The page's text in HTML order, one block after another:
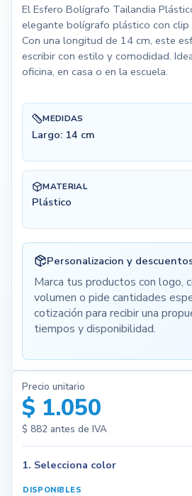
El Esfero Bolígrafo Tailandia
elegante bolígrafo plástico con clip
Con una longitud de 14 cm, este
escribir con estilo y comodidad.
oficina, en casa o en la escuela.
MEDIDAS
Largo: 14 cm
MATERIAL
Plástico
Personalizacion y
Marca tus productos con logo,
volumen o pide cantidades
cotización para recibir una
tiempos y disponibilidad.
Precio unitario
$ 1.050
$ 882antes de IVA
1. Selecciona color
DISPONIBLES